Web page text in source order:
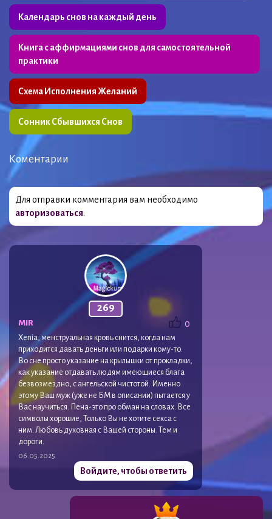
Календарь снов на каждый день
Книга с аффирмациями снов для самостоятельной
практики
Схема Исполнения Желаний
Сонник Сбывшихся Снов
Коментарии
Для отправки комментария вам необходимо
авторизоваться.
269
0
MIR
Xenia, менструальная кровь снится, когда нам
приходится давать деньги или подарки кому-то.
Во сне просто указание на крылышки от прокладки,
как указание отдавать людям имеющиеся блага
безвозмездно, с ангельской чистотой. Именно
этому Ваш муж (уже не БМ в описании) пытается у
Вас научиться. Пена-это про обман на словах. Все
символы хорошие, Только Вы не хотите секса с
ним. Любовь духовная с Вашей стороны. Тем и
дороги.
06.05.2025
Войдите, чтобы ответить